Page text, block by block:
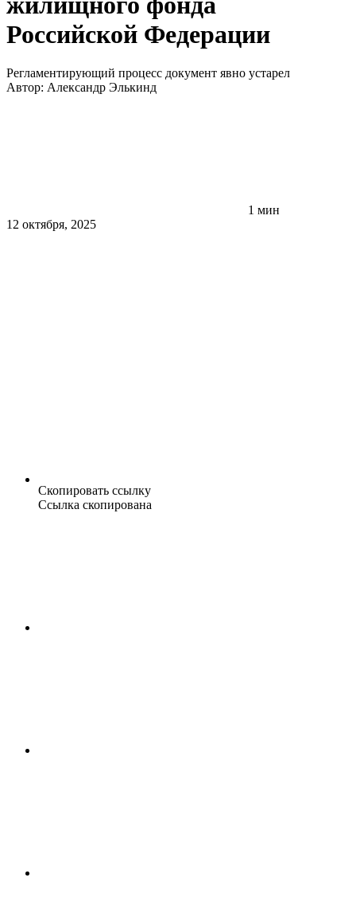
Российской Федерации
Регламентирующий процесс документ явно устарел
Автор: Александр Элькинд
1 мин
12 октября, 2025
Скопировать ссылку
Ссылка скопирована